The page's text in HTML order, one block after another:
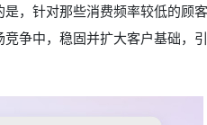
，针对那些消费频率较低的顾
争中，稳固并扩大客户基础，